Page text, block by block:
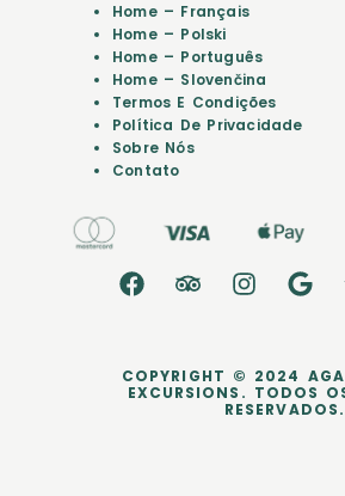
Home – Français
Home – Polski
Home – Português
Home – Slovenčina
Termos E Condições
Política De Privacidade
Sobre Nós
Contato
COPYRIGHT © 2024
EXCURSIONS. TODOS
RESERVADOS.